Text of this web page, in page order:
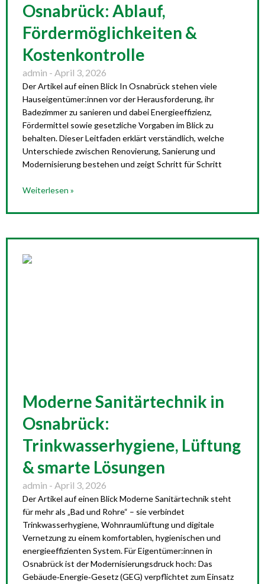
Osnabrück: Ablauf,
Fördermöglichkeiten &
Kostenkontrolle
admin April 3, 2026
Der Artikel auf einen Blick In Osnabrück stehen viele
Hauseigentümer:innen vor der Herausforderung, ihr
Badezimmer zu sanieren und dabei Energieeffizienz,
Fördermittel sowie gesetzliche Vorgaben im Blick zu
behalten. Dieser Leitfaden erklärt verständlich, welche
Unterschiede zwischen Renovierung, Sanierung und
Modernisierung bestehen und zeigt Schritt für Schritt
Weiterlesen »
Moderne Sanitärtechnik in
Osnabrück:
Trinkwasserhygiene, Lüftung
& smarte Lösungen
admin April 3, 2026
Der Artikel auf einen Blick Moderne Sanitärtechnik steht
für mehr als „Bad und Rohre“ – sie verbindet
Trinkwasserhygiene, Wohnraumlüftung und digitale
Vernetzung zu einem komfortablen, hygienischen und
energieeffizienten System. Für Eigentümer:innen in
Osnabrück ist der Modernisierungsdruck hoch: Das
Gebäude‑Energie‑Gesetz (GEG) verpflichtet zum Einsatz